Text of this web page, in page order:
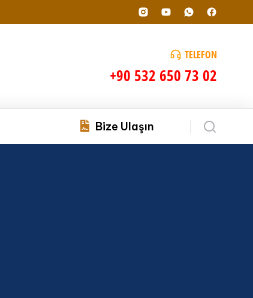
TELEFON
+90 532 650 73 02
Bize Ulaşın